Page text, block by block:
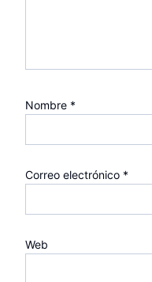
Nombre *
Correo electrónico *
Web